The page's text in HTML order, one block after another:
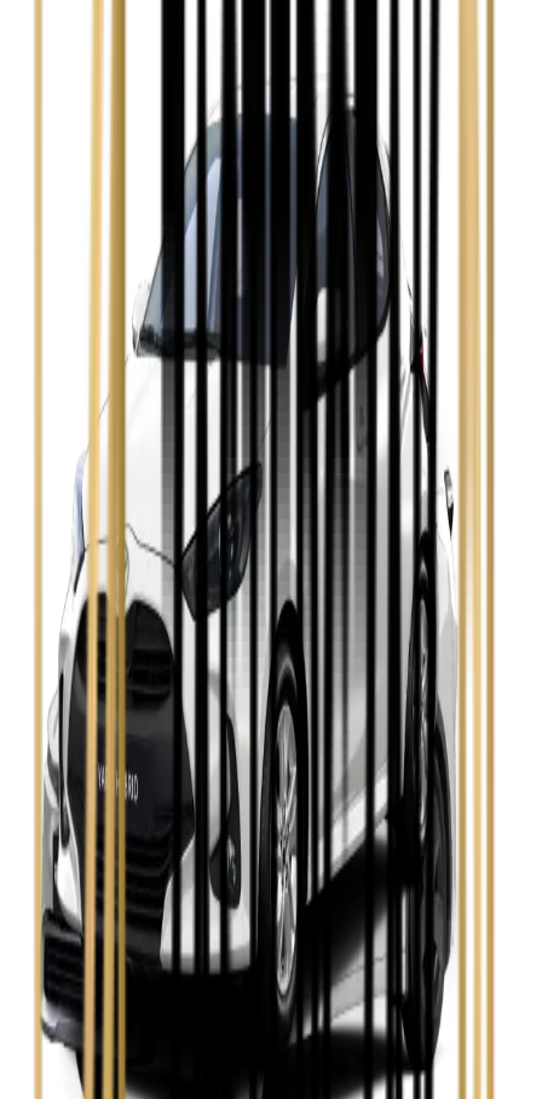
Opel Insignia
Seat Leon
Skoda Fabia
Zobacz
Skoda Kamiq
Zobacz
Skoda Octavia
Zobacz
Toyota Avensis
Zobacz
Toyota Camry
Zobacz
Toyota Corolla